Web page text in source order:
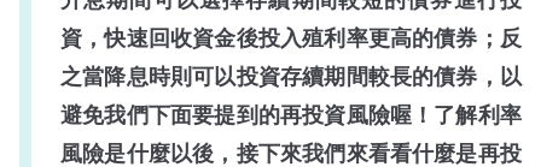
資，快速回收資金後投入殖利率更高的債券；反
之當降息時則可以投資存續期間較長的債券，以
避免我們下面要提到的再投資風險喔！了解利率
風險是什麼以後，接下來我們來看看什麼是再投